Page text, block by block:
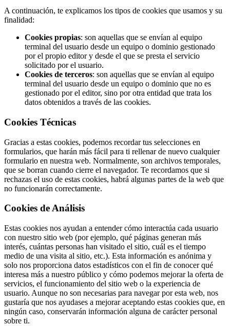
A continuación, te explicamos los tipos de cookies que usamos y su
finalidad:
Cookies propias: son aquellas que se envían al equipo
terminal del usuario desde un equipo o dominio gestionado
por el propio editor y desde el que se presta el servicio
solicitado por el usuario.
Cookies de terceros: son aquellas que se envían al equipo
terminal del usuario desde un equipo o dominio que no es
gestionado por el editor, sino por otra entidad que trata los
datos obtenidos a través de las cookies.
Cookies Técnicas
Gracias a estas cookies, podemos recordar tus selecciones en
formularios, que harán más fácil para ti rellenar de nuevo cualquier
formulario en nuestra web. Normalmente, son archivos temporales,
que se borran cuando cierre el navegador. Te recordamos que si
rechazas el uso de estas cookies, habrá algunas partes de la web que
no funcionarán correctamente.
Cookies de Análisis
Estas cookies nos ayudan a entender cómo interactúa cada usuario
con nuestro sitio web (por ejemplo, qué páginas generan más
interés, cuántas personas han visitado el sitio, cuál es el tiempo
medio de una visita al sitio, etc.). Esta información es anónima y
solo nos proporciona datos estadísticos con el fin de conocer qué
interesa más a nuestro público y cómo podemos mejorar la oferta de
servicios, el funcionamiento del sitio web o la experiencia de
usuario. Aunque no son necesarias para navegar por esta web, nos
gustaría que nos ayudases a mejorar aceptando estas cookies que, en
ningún caso, conservarán información alguna de carácter personal
sobre ti.